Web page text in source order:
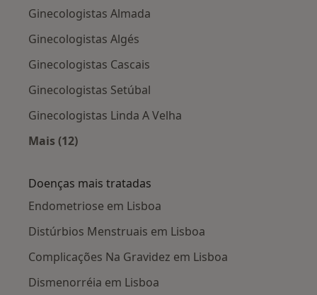
Ginecologistas Almada
Ginecologistas Algés
Ginecologistas Cascais
Ginecologistas Setúbal
Ginecologistas Linda A Velha
Mais (12)
Doenças mais tratadas
Endometriose em Lisboa
Distúrbios Menstruais em Lisboa
Complicações Na Gravidez em Lisboa
Dismenorréia em Lisboa